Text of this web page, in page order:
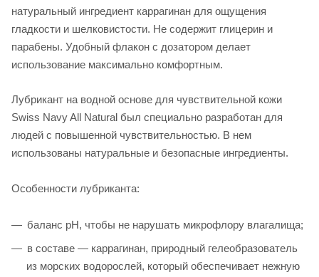
натуральный ингредиент каррагинан для ощущения
гладкости и шелковистости. Не содержит глицерин и
парабены. Удобный флакон с дозатором делает
использование максимально комфортным.
Лубрикант на водной основе для чувствительной кожи
Swiss Navy All Natural был специально разработан для
людей с повышенной чувствительностью. В нем
использованы натуральные и безопасные ингредиенты.
Особенности лубриканта:
баланс pH, чтобы не нарушать микрофлору влагалища;
в составе — каррагинан, природный гелеобразователь
из морских водорослей, который обеспечивает нежную